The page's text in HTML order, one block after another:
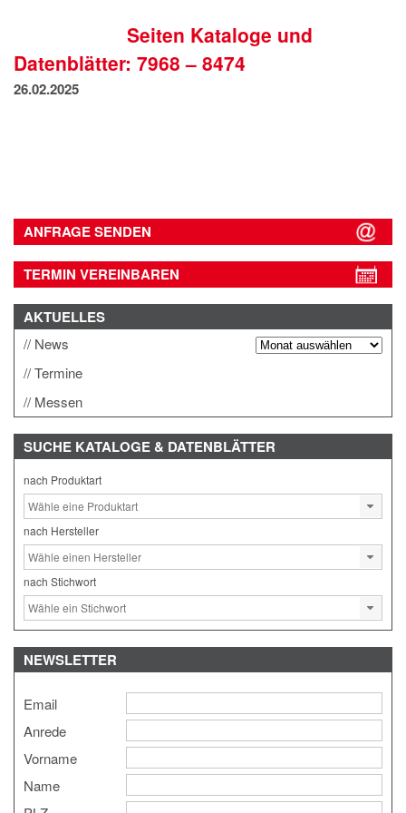
DATENSCHUTZSeiten Kataloge und
Datenblätter: 7968 – 8474
26.02.2025
ANFRAGE SENDEN
TERMIN VEREINBAREN
AKTUELLES
News
Termine
Messen
SUCHE KATALOGE & DATENBLÄTTER
nach Produktart
nach Hersteller
nach Stichwort
NEWSLETTER
Email
Anrede
Vorname
Name